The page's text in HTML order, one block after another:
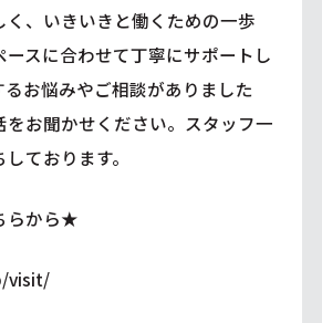
く、いきいきと働くための一歩
ースに合わせて丁寧にサポートし
るお悩みやご相談がありました
をお聞かせください。スタッフ一
ております。
らから★
visit/